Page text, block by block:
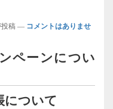
稿 — コメントはありませ
ペーンについ
について